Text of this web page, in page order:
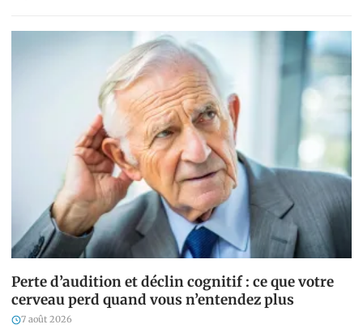
Perte d’audition et déclin cognitif : ce que votre
cerveau perd quand vous n’entendez plus
7 août 2026